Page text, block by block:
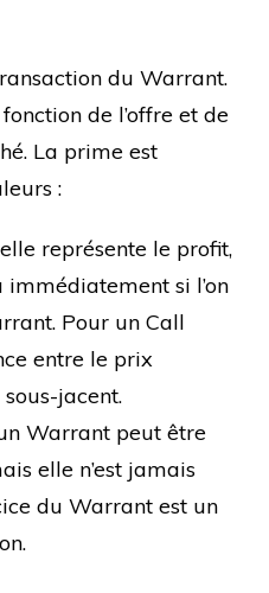
du Warrant.
de l’offre et de
La prime est
:
représente le profit,
si l’on
Pour un Call
entre le prix
jacent.
Warrant peut être
elle n’est jamais
du Warrant est un